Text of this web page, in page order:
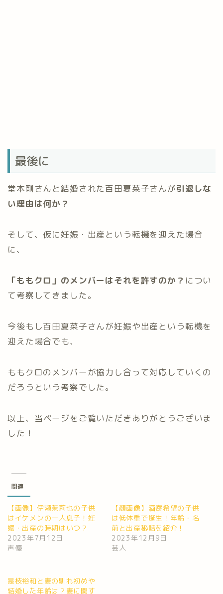
最後に
堂本剛さんと結婚された百田夏菜子さんが引退しな
い理由は何か？
そして、仮に妊娠・出産という転機を迎えた場合
に、
「ももクロ」のメンバーはそれを許すのか？ につい
て考察してきました。
今後もし百田夏菜子さんが妊娠や出産という転機を
迎えた場合でも、
ももクロのメンバーが協力し合って対応していくの
だろうという考察でした。
以上、当ページをご覧いただきありがとうございま
した！
関連
【画像】伊瀬茉莉也の子供
はイケメンの一人息子！妊
娠・出産の時期はいつ？
2023年7月12日
声優
【顔画像】酒寄希望の子供
は低体重で誕生！年齢・名
前と出産秘話を紹介！
2023年12月9日
芸人
是枝裕和と妻の馴れ初めや
結婚した年齢は？妻に関す